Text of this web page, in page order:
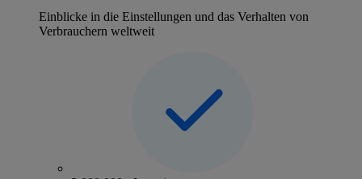
Einblicke in die Einstellungen und das Verhalten von
Verbrauchern weltweit